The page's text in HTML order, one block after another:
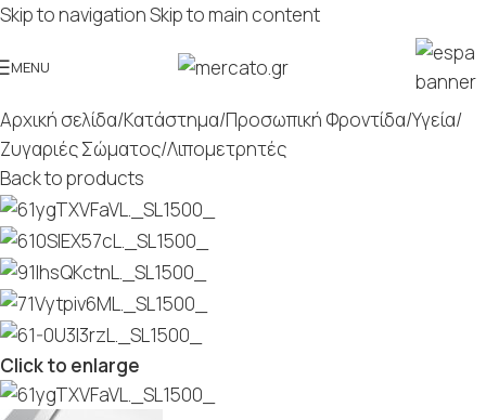
Skip to navigationSkip to main content
MENU
Αρχική σελίδα/Κατάστημα/Προσωπική Φροντίδα/Υγεία/
Ζυγαριές Σώματος/Λιπομετρητές
Back to products
Click to enlarge